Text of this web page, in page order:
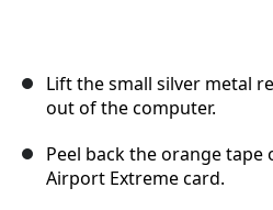
Lift the small silver metal
out of the computer.
Peel back the orange
Airport Extreme card.